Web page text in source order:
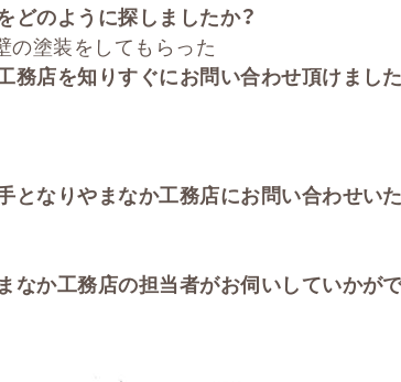
どのように探しましたか？
の塗装をしてもらった
務店を知りすぐにお問い合わせ頂けまし
となりやまなか工務店にお問い合わせい
なか工務店の担当者がお伺いしていかが